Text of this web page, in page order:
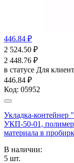
446.84 ₽
2 524.50 ₽
2 448.76 ₽
в статусе Для
446.84 ₽
Код: 05952
Укладка-
УКП-50-01,
материала в
В наличии:
5 шт.